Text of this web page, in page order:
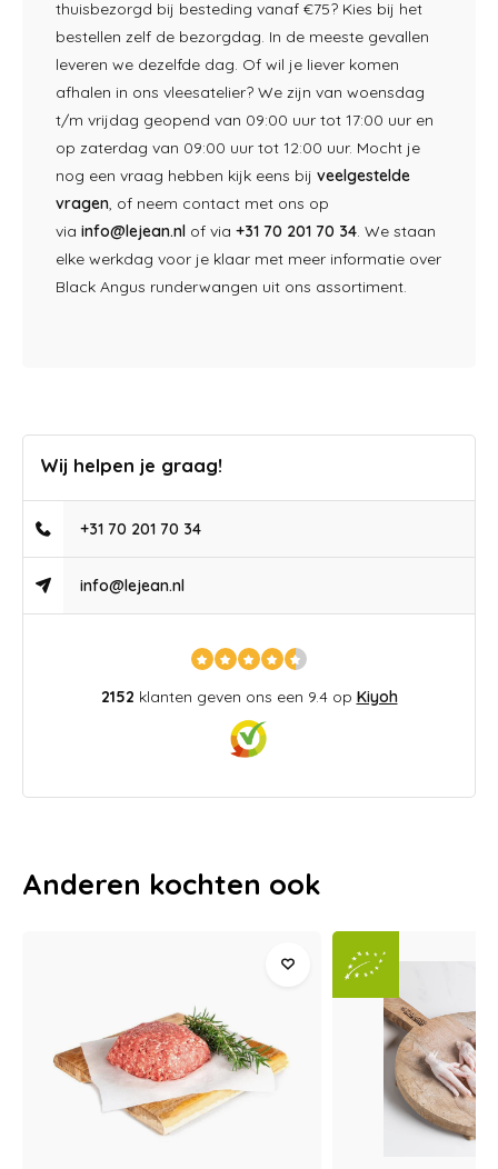
thuisbezorgd bij besteding vanaf €75? Kies bij het
bestellen zelf de bezorgdag. In de meeste gevallen
leveren we dezelfde dag. Of wil je liever komen
afhalen in ons vleesatelier? We zijn van woensdag
t/m vrijdag geopend van 09:00 uur tot 17:00 uur en
op zaterdag van 09:00 uur tot 12:00 uur. Mocht je
nog een vraag hebben kijk eens bij veelgestelde
vragen, of neem contact met ons op
via info@lejean.nl of via +31 70 201 70 34. We staan
elke werkdag voor je klaar met meer informatie over
Black Angus runderwangen uit ons assortiment.
Wij helpen je graag!
+31 70 201 70 34
info@lejean.nl
2152 klanten geven ons een 9.4 op Kiyoh
Anderen kochten ook